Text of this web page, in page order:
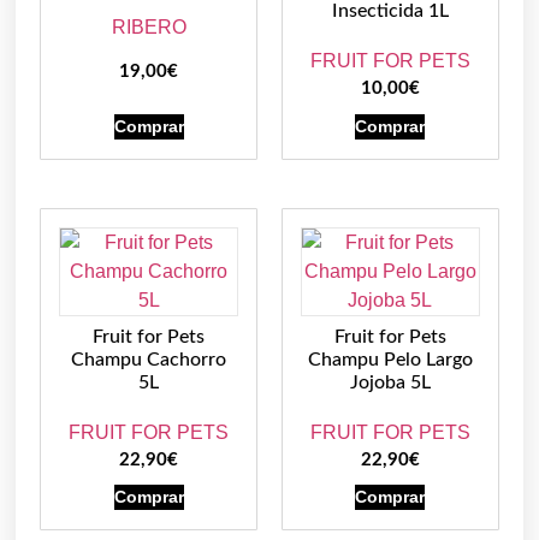
RIBERO
19,00€
Comprar
Insecticida 1L
FRUIT FOR PETS
10,00€
Comprar
Fruit for Pets
Champu Cachorro
5L
FRUIT FOR PETS
22,90€
Comprar
Fruit for Pets
Champu Pelo Largo
Jojoba 5L
FRUIT FOR PETS
22,90€
Comprar